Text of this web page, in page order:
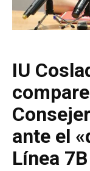
IU
ante el
Línea